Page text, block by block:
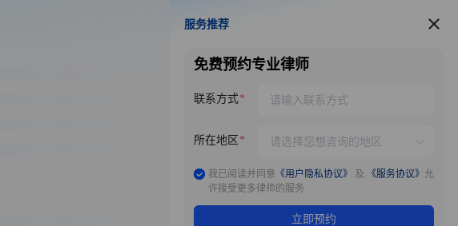
服务推荐
服务推荐
免费预约专业律师
联系方式
所在地区
我已阅读并同意 《用户隐私协议》 及 《服务协议》 允
许接受更多律师的服务
立即预约